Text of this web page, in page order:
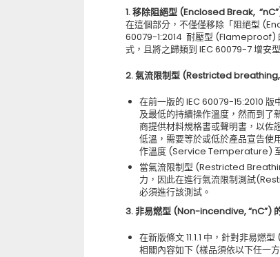
1. 移除阻絕型 (Enclosed Break,
在這個部分，不僅僅移除「阻絕型
60079-1:2014 耐壓型 (Flameproof)
式，且將之歸類到 IEC 60079-7 增安
2. 氣流限制型 (Restricted breathing,
在前一版的 IEC 60079-15:2010
及最低的持續操作溫度，然而到
商提供材料規格書或聲明書，以佐
低溫，需要等於或低於產品宣告使
作溫度 (Service Temperature) 至
當氣流限制型 (Restricted
力，因此在進行氣流限制測試
必須進行該測試。
3. 非易燃型 (Non-incendive, “nC”)
在新版條文 11.1.1 中，針對非易
相關內容如下 (樣品須依以下任一